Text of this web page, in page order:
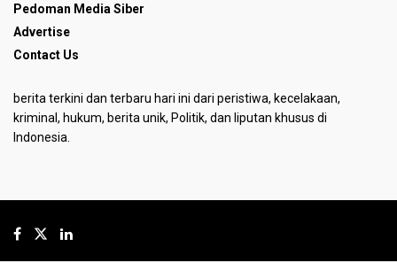
Pedoman Media Siber
Advertise
Contact Us
berita terkini dan terbaru hari ini dari peristiwa, kecelakaan,
kriminal, hukum, berita unik, Politik, dan liputan khusus di
Indonesia.